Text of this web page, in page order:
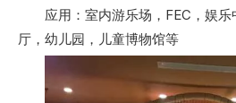
应用：室内游乐场，FEC，娱
厅，幼儿园，儿童博物馆等